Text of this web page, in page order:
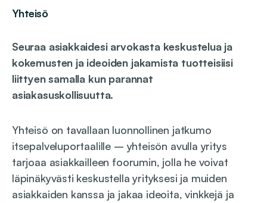
Yhteisö
Seuraa asiakkaidesi arvokasta keskustelua ja
kokemusten ja ideoiden jakamista tuotteisiisi
liittyen samalla kun parannat
asiakasuskollisuutta.
Yhteisö on tavallaan luonnollinen jatkumo
itsepalveluportaalille – yhteisön avulla yritys
tarjoaa asiakkailleen foorumin, jolla he voivat
läpinäkyvästi keskustella yrityksesi ja muiden
asiakkaiden kanssa ja jakaa ideoita, vinkkejä ja